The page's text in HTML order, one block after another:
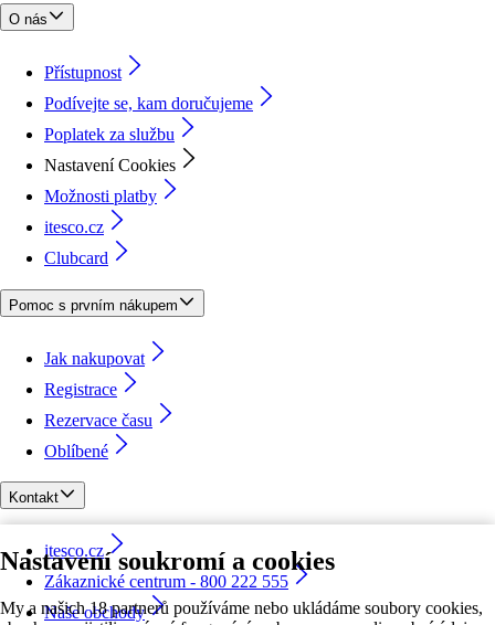
Nastavení soukromí a cookies
My a našich 18 partnerů používáme nebo ukládáme soubory cookies,
O nás
Přístupnost
Podívejte se, kam doručujeme
Poplatek za službu
Nastavení Cookies
Možnosti platby
itesco.cz
Clubcard
Pomoc s prvním nákupem
Jak nakupovat
Registrace
Rezervace času
Oblíbené
Kontakt
itesco.cz
Zákaznické centrum - 800 222 555
Naše obchody